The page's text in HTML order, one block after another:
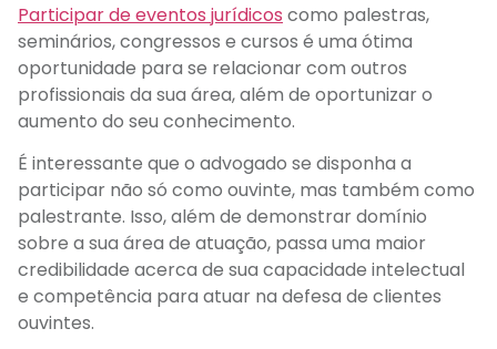
Participar de eventos jurídicos como palestras,
seminários, congressos e cursos é uma ótima
oportunidade para se relacionar com outros
profissionais da sua área, além de oportunizar o
aumento do seu conhecimento.
É interessante que o advogado se disponha a
participar não só como ouvinte, mas também como
palestrante. Isso, além de demonstrar domínio
sobre a sua área de atuação, passa uma maior
credibilidade acerca de sua capacidade intelectual
e competência para atuar na defesa de clientes
ouvintes.